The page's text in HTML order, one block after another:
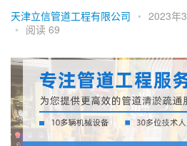
天津立信管道工程有限公司 • 2023年
• 阅读 69